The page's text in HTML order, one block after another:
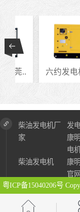
六约发电机
柴油发电机厂
家
发
康
电
柴油发电机
康
官网
粤ICP备15040206号